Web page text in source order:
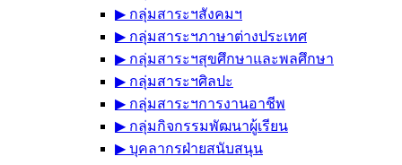
▶︎ กลุ่มสาระฯสังคมฯ
▶︎ กลุ่มสาระฯภาษาต่างประเทศ
▶︎ กลุ่มสาระฯสุขศึกษาและพลศึกษา
▶︎ กลุ่มสาระฯศิลปะ
▶︎ กลุ่มสาระฯการงานอาชีพ
▶︎ กลุ่มกิจกรรมพัฒนาผู้เรียน
▶︎ บุคลากรฝ่ายสนับสนุน